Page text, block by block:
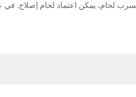
لحام، يمكن اعتماد لحام إصلاح.